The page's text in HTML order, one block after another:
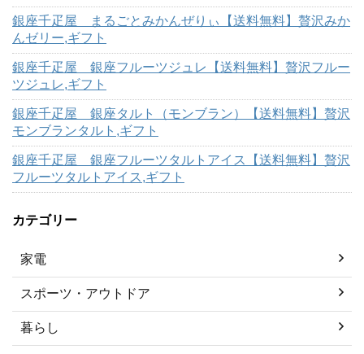
銀座千疋屋 まるごとみかんぜりぃ【送料無料】贅沢みか
んゼリー,ギフト
銀座千疋屋 銀座フルーツジュレ【送料無料】贅沢フルー
ツジュレ,ギフト
銀座千疋屋 銀座タルト（モンブラン）【送料無料】贅沢
モンブランタルト,ギフト
銀座千疋屋 銀座フルーツタルトアイス【送料無料】贅沢
フルーツタルトアイス,ギフト
カテゴリー
家電
スポーツ・アウトドア
暮らし